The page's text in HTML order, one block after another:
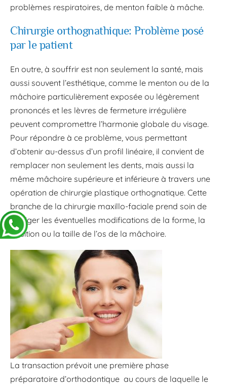
problèmes respiratoires, de menton faible à mâche.
Chirurgie orthognathique: Problème posé
par le patient
En outre, à souffrir est non seulement la santé, mais
aussi souvent l’esthétique, comme le menton ou de la
mâchoire particulièrement exposée ou légèrement
prononcés et les lèvres de fermeture irrégulière
peuvent compromettre l’harmonie globale du visage.
Pour répondre à ce problème, vous permettant
d’obtenir au-dessus d’un profil linéaire, il convient de
remplacer non seulement les dents, mais aussi la
même mâchoire supérieure et inférieure à travers une
opération de chirurgie plastique orthognatique. Cette
branche de la chirurgie maxillo-faciale prend soin de
corriger les éventuelles modifications de la forme, la
position ou la taille de l’os de la mâchoire.
La transaction prévoit une première phase
préparatoire d’orthodontique au cours de laquelle le